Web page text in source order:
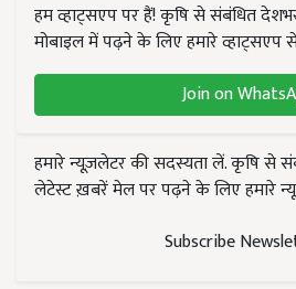
हम व्हाट्सएप पर हैं! कृषि से संबंधित
मोबाइल में पढ़ने के लिए हमारे व्हाट्सएप
Join on
हमारे न्यूज़लेटर की सदस्यता लें. कृषि से
लेटेस्ट ख़बरें मेल पर पढ़ने के लिए हमारे
Subscribe